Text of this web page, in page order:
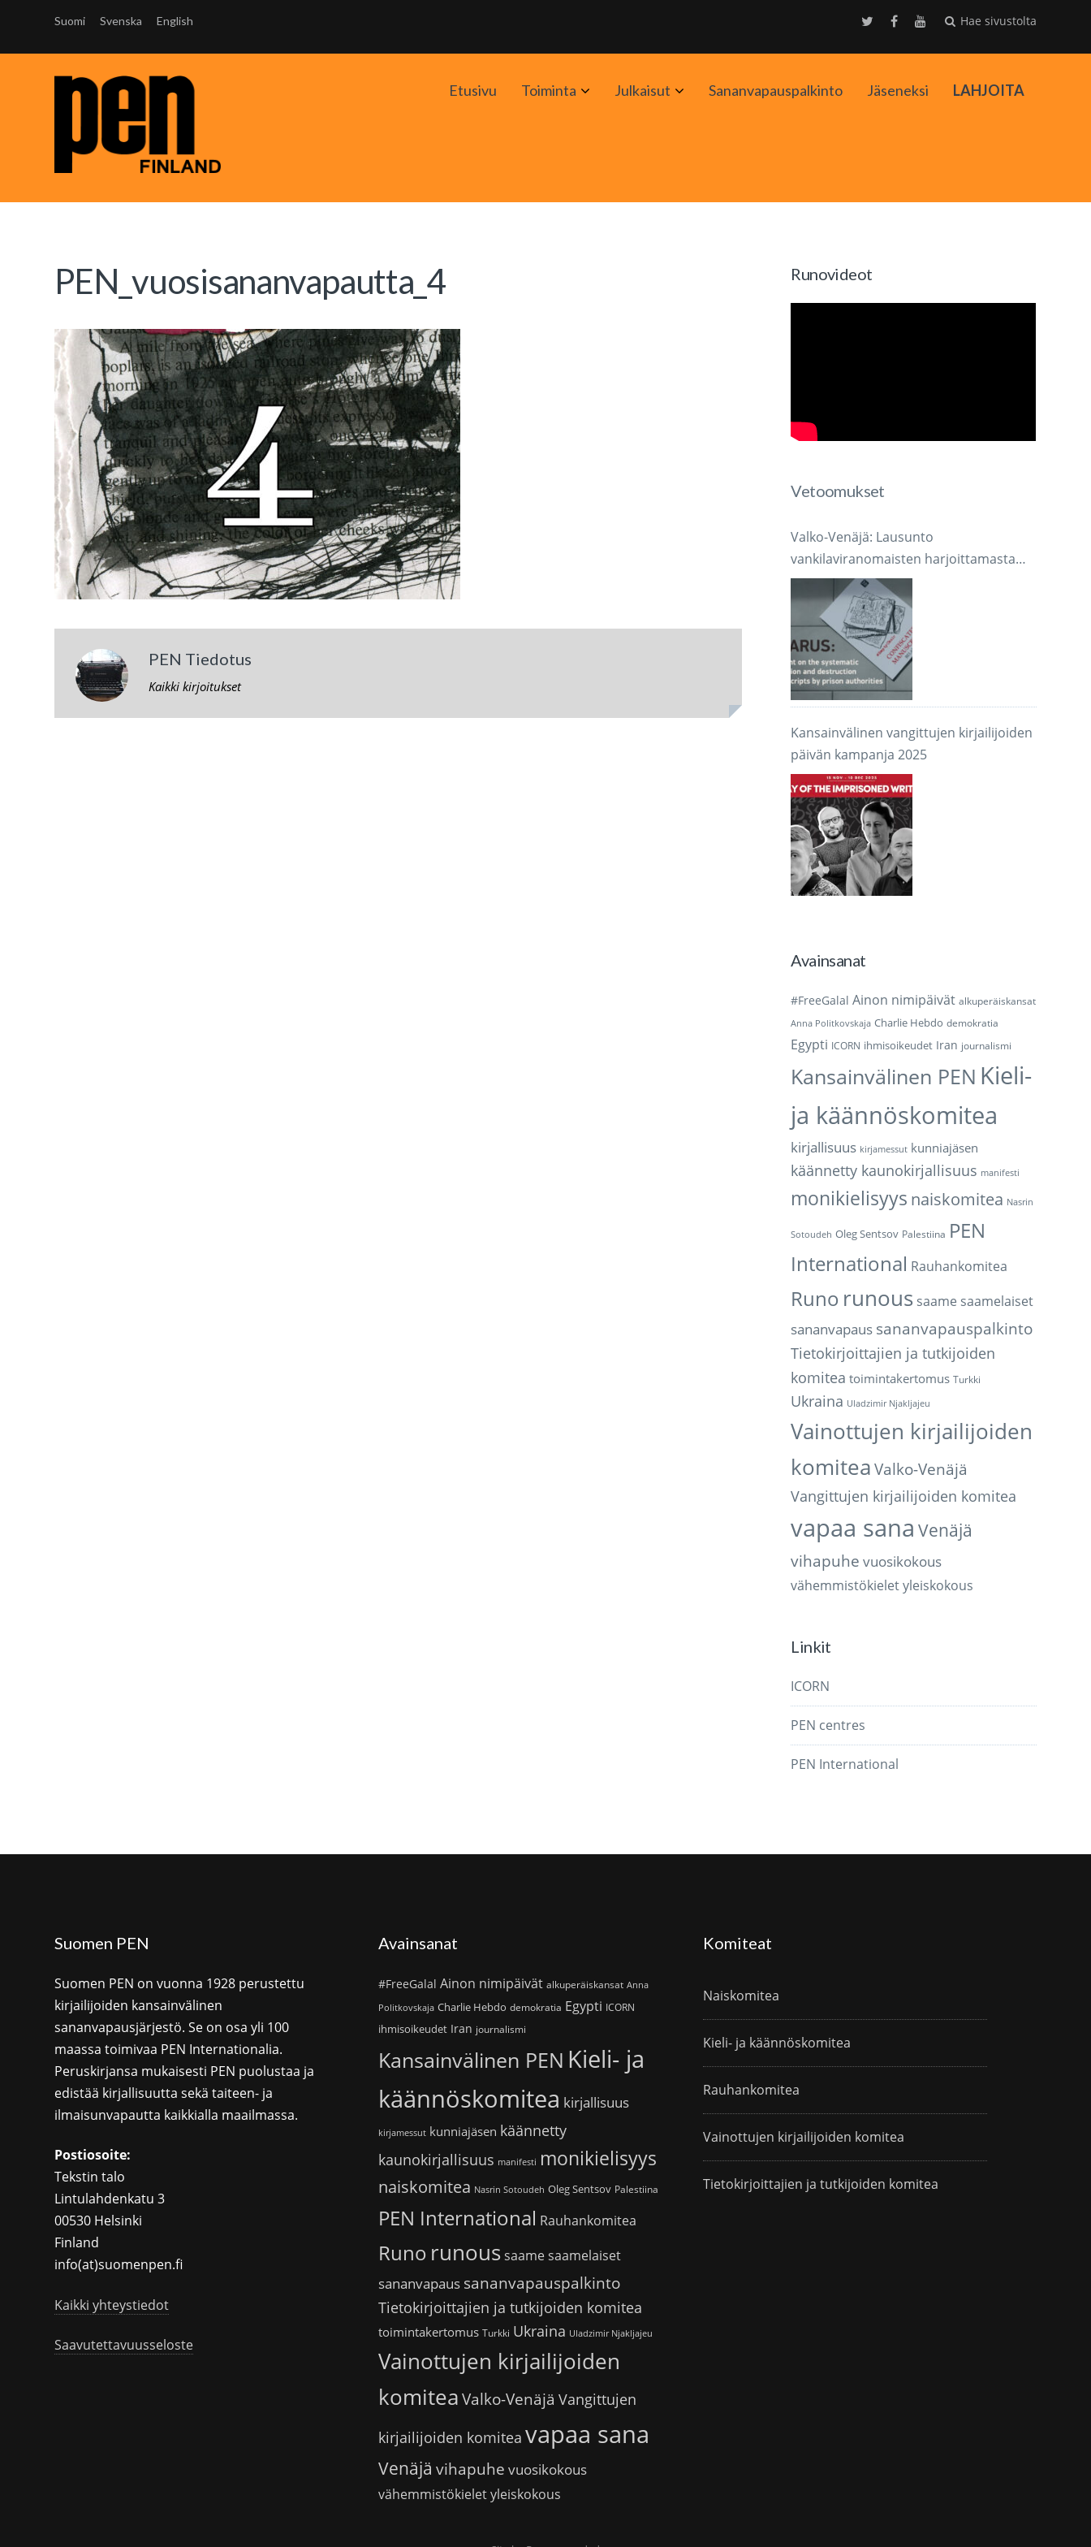
Suomi Svenska English Hae sivustolta
Etusivu Toiminta AvaaJulkaisut AvaaSananvapauspalkinto Jäseneksi LAHJOITA
PEN_vuosisananvapautta_4
PEN Tiedotus
Kaikki kirjoitukset
Runovideot
Vetoomukset
Valko-Venäjä: Lausunto
vankilaviranomaisten harjoittamasta
järjestelmällisestä käsikirjoitusten
takavarikoinnista ja tuhoamisesta
Kansainvälinen vangittujen kirjailijoiden
päivän kampanja 2025
Avainsanat
#FreeGalal Ainon nimipäivät alkuperäiskansat
Anna Politkovskaja Charlie Hebdo demokratia
Egypti ICORN ihmisoikeudet Iran journalismi
Kansainvälinen PEN Kieli-
ja käännöskomitea
kirjallisuus kirjamessut kunniajäsen
käännetty kaunokirjallisuus manifesti
monikielisyys naiskomitea Nasrin
Sotoudeh Oleg Sentsov Palestiina PEN
International Rauhankomitea
Runo runous saame saamelaiset
sananvapaus sananvapauspalkinto
Tietokirjoittajien ja tutkijoiden
komitea toimintakertomus Turkki
Ukraina Uladzimir Njakljajeu
Vainottujen kirjailijoiden
komitea Valko-Venäjä
Vangittujen kirjailijoiden komitea
vapaa sana Venäjä
vihapuhe vuosikokous
vähemmistökieletyleiskokous
Linkit
ICORN
PEN centres
PEN International
Suomen PEN
Suomen PEN on vuonna 1928 perustettu
kirjailijoiden kansainvälinen
sananvapausjärjestö. Se on osa yli 100
maassa toimivaa PEN Internationalia.
Peruskirjansa mukaisesti PEN puolustaa ja
edistää kirjallisuutta sekä taiteen- ja
ilmaisunvapautta kaikkialla maailmassa.
Postiosoite:
Tekstin talo
Lintulahdenkatu 3
00530 Helsinki
Finland
info(at)suomenpen.fi
Kaikki yhteystiedot
Saavutettavuusseloste
Avainsanat
#FreeGalal Ainon nimipäivät alkuperäiskansat Anna
Politkovskaja Charlie Hebdo demokratia Egypti ICORN
ihmisoikeudet Iran journalismi
Kansainvälinen PEN Kieli- ja
käännöskomitea kirjallisuus
kirjamessut kunniajäsen käännetty
kaunokirjallisuus manifesti monikielisyys
naiskomitea Nasrin Sotoudeh Oleg Sentsov Palestiina
PEN International Rauhankomitea
Runo runoussaamesaamelaiset
sananvapaus sananvapauspalkinto
Tietokirjoittajien ja tutkijoiden komitea
toimintakertomus Turkki Ukraina Uladzimir Njakljajeu
Vainottujen kirjailijoiden
komitea Valko-Venäjä Vangittujen
kirjailijoiden komitea vapaa sana
Venäjä vihapuhe vuosikokous
vähemmistökieletyleiskokous
Komiteat
Naiskomitea
Kieli- ja käännöskomitea
Rauhankomitea
Vainottujen kirjailijoiden komitea
Tietokirjoittajien ja tutkijoiden komitea